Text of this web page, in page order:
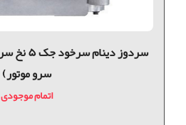
سرو موتور)
اتمام موجودی